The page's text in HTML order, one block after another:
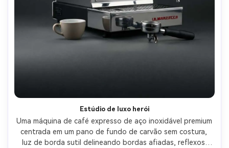
Estúdio de luxo herói
Uma máquina de café expresso de aço inoxidável premium
centrada em um pano de fundo de carvão sem costura,
luz de borda sutil delineando bordas afiadas, reflexos